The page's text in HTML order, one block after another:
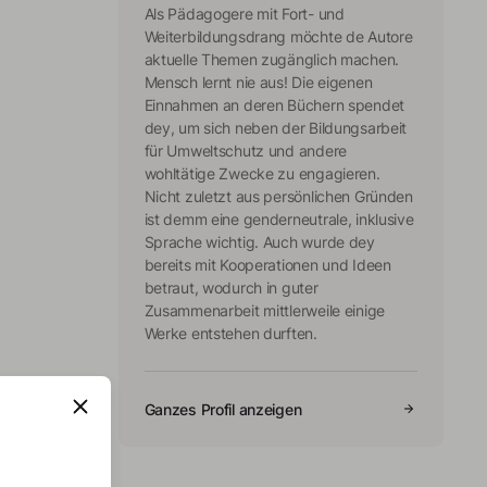
Als Pädagogere mit Fort- und
Weiterbildungsdrang möchte de Autore
aktuelle Themen zugänglich machen.
Mensch lernt nie aus! Die eigenen
Einnahmen an deren Büchern spendet
dey, um sich neben der Bildungsarbeit
für Umweltschutz und andere
wohltätige Zwecke zu engagieren.
Nicht zuletzt aus persönlichen Gründen
ist demm eine genderneutrale, inklusive
Sprache wichtig. Auch wurde dey
bereits mit Kooperationen und Ideen
betraut, wodurch in guter
Zusammenarbeit mittlerweile einige
Werke entstehen durften.
Ganzes Profil anzeigen